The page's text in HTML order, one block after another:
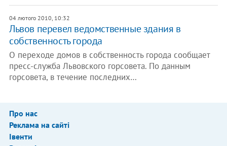
04 лютого 2010, 10:32
Львов перевел ведомственные здания в
собственность города
О переходе домов в собственность города сообщает
пресс-служба Львовского горсовета. По данным
горсовета, в течение последних…
Про нас
Реклама на сайті
Івенти